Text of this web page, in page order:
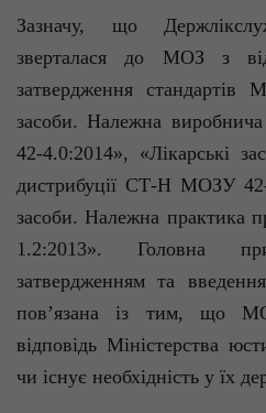
Зазначу, що
зверталася до МОЗ з
затвердження стандартів
засоби. Належна
42-4.0:2014», «Лікарські
дистрибуції СТ-Н МОЗУ 42-
засоби. Належна
1.2:2013». Головна
затвердженням та
пов’язана із тим, що
відповідь Міністерства
чи існує необхідність у їх